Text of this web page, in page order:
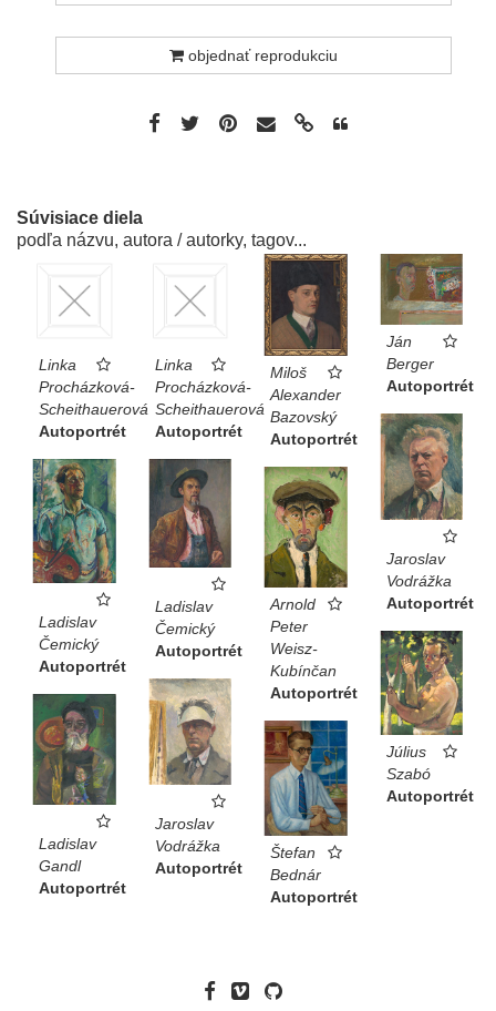
objednať reprodukciu
Súvisiace diela
podľa názvu, autora / autorky, tagov...
Linka
Procházková-
Scheithauerová
Autoportrét
Linka
Procházková-
Scheithauerová
Autoportrét
Miloš
Alexander
Bazovský
Autoportrét
Ján
Berger
Autoportrét
Jaroslav
Vodrážka
Autoportrét
Ladislav
Čemický
Autoportrét
Ladislav
Čemický
Autoportrét
Arnold
Peter
Weisz-
Kubínčan
Autoportrét
Július
Szabó
Autoportrét
Jaroslav
Vodrážka
Autoportrét
Ladislav
Gandl
Autoportrét
Štefan
Bednár
Autoportrét